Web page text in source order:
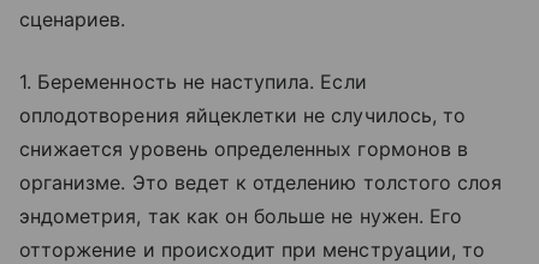
сценариев.
1. Беременность не наступила. Если
оплодотворения яйцеклетки не случилось, то
снижается уровень определенных гормонов в
организме. Это ведет к отделению толстого слоя
эндометрия, так как он больше не нужен. Его
отторжение и происходит при менструации, то